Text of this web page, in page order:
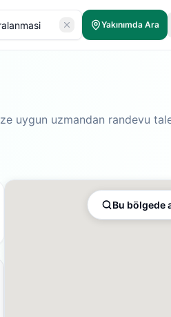
Yakınımda Ara
uygun uzmandan randevu
Bu bölgede